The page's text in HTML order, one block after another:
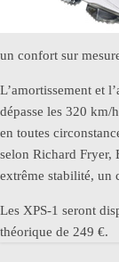
un confort sur
L’amortissement et
dépasse les 320 km/
en toutes
selon Richard Fryer,
extrême stabilité, un
Les XPS-1 seront
théorique de 249 €.